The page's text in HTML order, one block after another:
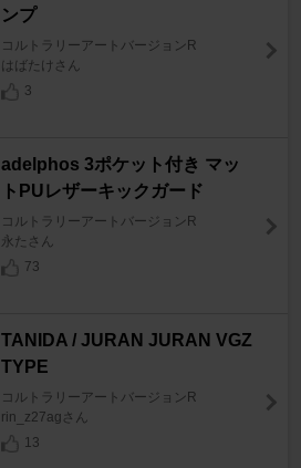
ンプ
コルトラリーアートバージョンR
はばたけさん
3
adelphos 3ポケット付き マッ
トPUレザーキックガード
コルトラリーアートバージョンR
永たさん
73
TANIDA / JURAN JURAN VGZ
TYPE
コルトラリーアートバージョンR
rin_z27agさん
13